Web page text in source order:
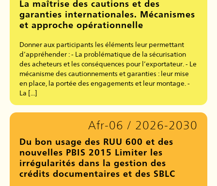
La maîtrise des cautions et des
garanties internationales. Mécanismes
et approche opérationnelle
Donner aux participants les éléments leur permettant
d’appréhender : - La problématique de la sécurisation
des acheteurs et les conséquences pour l’exportateur. - Le
mécanisme des cautionnements et garanties : leur mise
en place, la portée des engagements et leur montage. -
La [...]
Afr-06 / 2026-2030
Du bon usage des RUU 600 et des
nouvelles PBIS 2015 Limiter les
irrégularités dans la gestion des
crédits documentaires et des SBLC